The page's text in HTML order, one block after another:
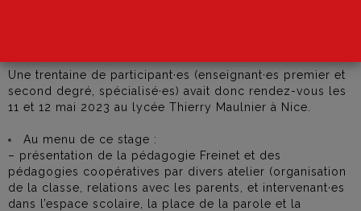
Une trentaine de participant·es (enseignant·es premier et
second degré, spécialisé·es) avait donc rendez-vous les
11 et 12 mai 2023 au lycée Thierry Maulnier à Nice.
Au menu de ce stage :
– présentation de la pédagogie Freinet et des
pédagogies coopératives par divers atelier (organisation
de la classe, relations avec les parents, et intervenant·es
dans l’espace scolaire, la place de la parole et la